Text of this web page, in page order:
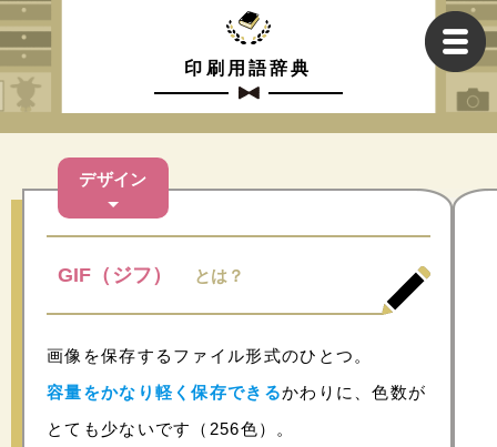
印刷用語辞典
デザイン
GIF（ジフ） とは？
画像を保存するファイル形式のひとつ。
容量をかなり軽く保存できるかわりに、色数が
とても少ないです（256色）。